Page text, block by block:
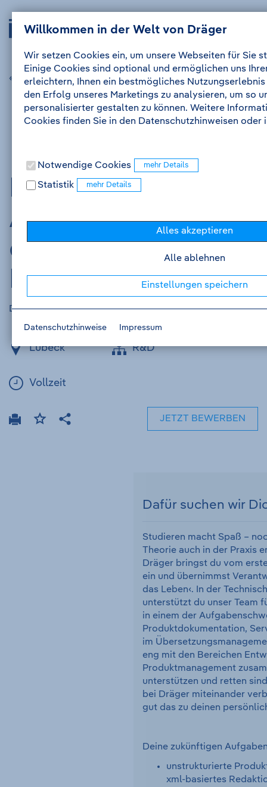
Zum
Inhalt
Anmelden
Zur
Navigation
Drägerwerk
AG
KGaA
Startseite
Willkommen in der Welt von Dräger
Wir setzen Cookies ein, um unsere Webseiten für Sie
Einige Cookies sind optional und ermöglichen uns
erleichtern, Ihnen ein bestmögliches
den Erfolg unseres Marketings zu analysieren, um so
personalisierter gestalten zu können. Weitere
Cookies finden Sie in den Datenschutzhinweisen oder
Notwendige Cookies
Statistik
Alles akzeptieren
Alle ablehnen
Einstellungen speichern
Datenschutzhinweise Impressum
« vorherige Stellenanzeige nächste Stellenanzeige »
Praktikum /
Abschlussarbeit in
der Technischen
Dokumentation
Drägerwerk AG & Co. KGaA - Job-ID P0067V031
Lübeck R&D
Vollzeit
DruckenStellenanzeige
Teilen
JETZT BEWERBEN
Dafür suchen wir
Studieren macht Spaß –
Theorie auch in der Praxis
Dräger bringst du vom
ein und übernimmst
das Leben‹. In der
unterstützt du unser Team
in einem der
Produktdokumentation,
im
eng mit den Bereichen
Produktmanagement
unterstützen und retten
bei Dräger miteinander
gut das zu deinen
Deine zukünftigen
unstrukturierte
xml-basiertes